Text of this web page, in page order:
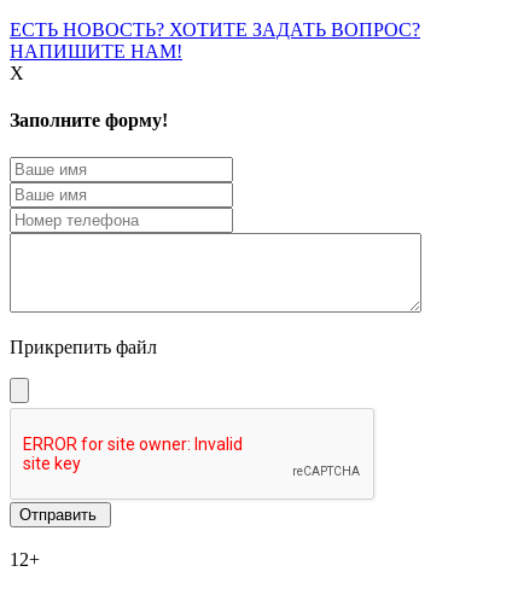
ЕСТЬ НОВОСТЬ? ХОТИТЕ ЗАДАТЬ ВОПРОС?
НАПИШИТЕ НАМ!
X
Заполните форму!
Прикрепить файл
12+